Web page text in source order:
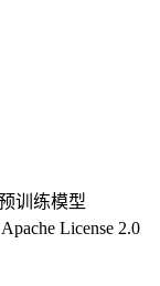
训练模型
License 2.0